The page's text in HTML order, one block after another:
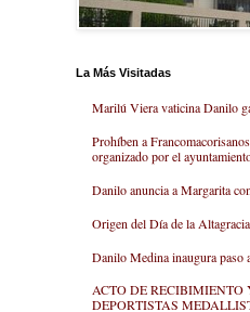
La Más Visitadas
Marilú Viera vaticina Danilo
Prohíben a
organizado por el
Danilo anuncia a Margarita
Origen del Día de la
Danilo Medina inaugura paso
ACTO DE
DEPORTISTAS